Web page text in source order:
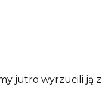
jutro wyrzucili ją z